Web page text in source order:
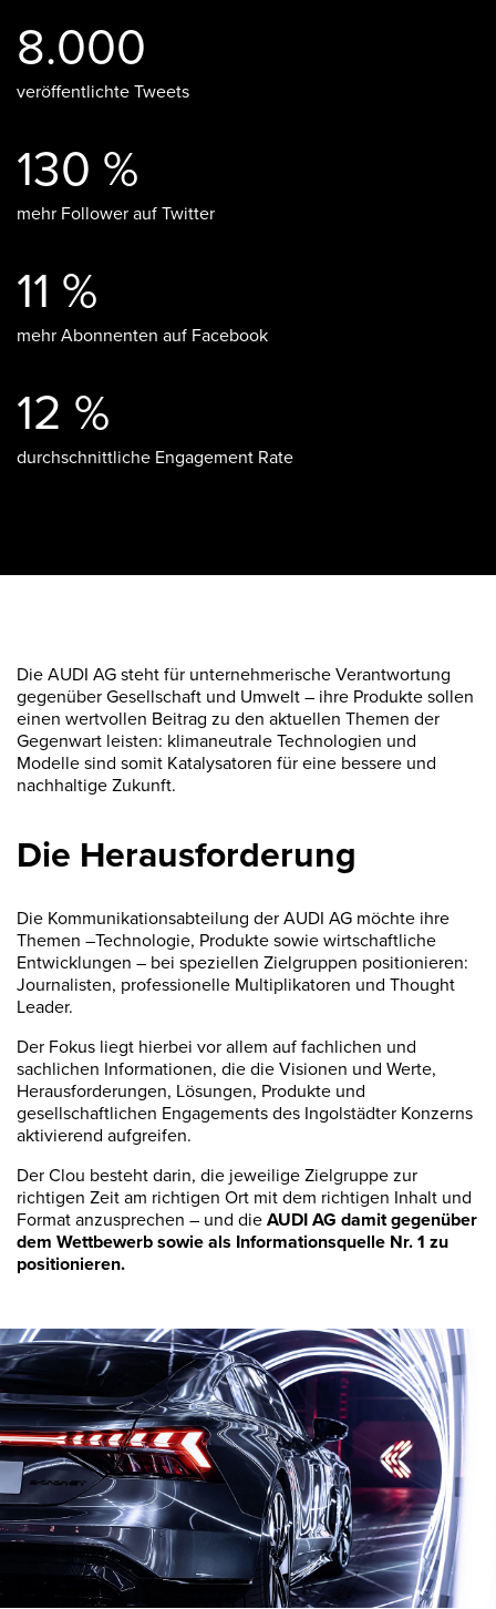
8.000
veröffentlichte Tweets
130 %
mehr Follower auf Twitter
11 %
mehr Abonnenten auf Facebook
12 %
durchschnittliche Engagement Rate
Die AUDI AG steht für unternehmerische Verantwortung
gegenüber Gesellschaft und Umwelt – ihre Produkte sollen
einen wertvollen Beitrag zu den aktuellen Themen der
Gegenwart leisten: klimaneutrale Technologien und
Modelle sind somit Katalysatoren für eine bessere und
nachhaltige Zukunft.
Die Herausforderung
Die Kommunikationsabteilung der AUDI AG möchte ihre
Themen –Technologie, Produkte sowie wirtschaftliche
Entwicklungen – bei speziellen Zielgruppen positionieren:
Journalisten, professionelle Multiplikatoren und Thought
Leader.
Der Fokus liegt hierbei vor allem auf fachlichen und
sachlichen Informationen, die die Visionen und Werte,
Herausforderungen, Lösungen, Produkte und
gesellschaftlichen Engagements des Ingolstädter Konzerns
aktivierend aufgreifen.
Der Clou besteht darin, die jeweilige Zielgruppe zur
richtigen Zeit am richtigen Ort mit dem richtigen Inhalt und
Format anzusprechen – und dieAUDI AG damit gegenüber
dem Wettbewerb sowie als Informationsquelle Nr. 1 zu
positionieren.